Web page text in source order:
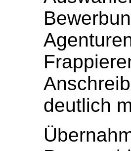
deutlich